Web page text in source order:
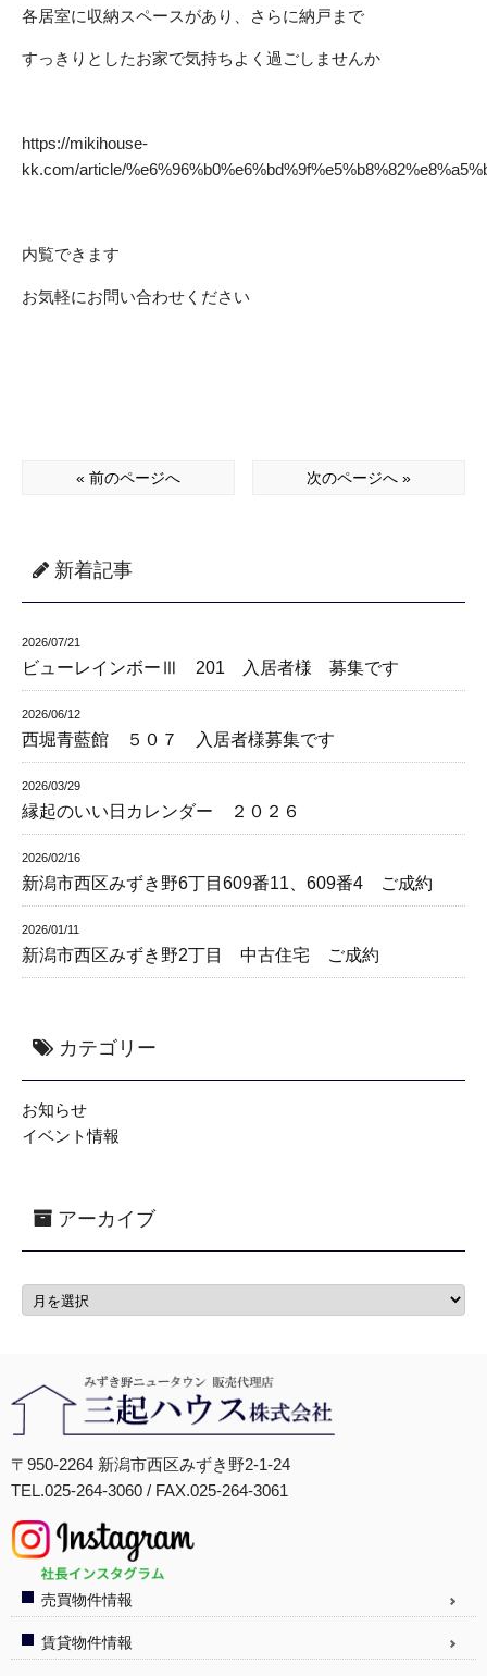
各居室に収納スペースがあり、さらに納戸まで
すっきりとしたお家で気持ちよく過ごしませんか
https://mikihouse-
kk.com/article/
内覧できます
お気軽にお問い合わせください
« 前のページへ 次のページへ »
新着記事
2026/07/21
ビューレインボーⅢ 201 入居者様 募集です
2026/06/12
西堀青藍館 ５０７ 入居者様募集です
2026/03/29
縁起のいい日カレンダー ２０２６
2026/02/16
新潟市西区みずき野6丁目609番11、609番4 ご成約
2026/01/11
新潟市西区みずき野2丁目 中古住宅 ご成約
カテゴリー
お知らせ
イベント情報
アーカイブ
〒950-2264 新潟市西区みずき野2-1-24
TEL.025-264-3060 / FAX.025-264-3061
売買物件情報
賃貸物件情報